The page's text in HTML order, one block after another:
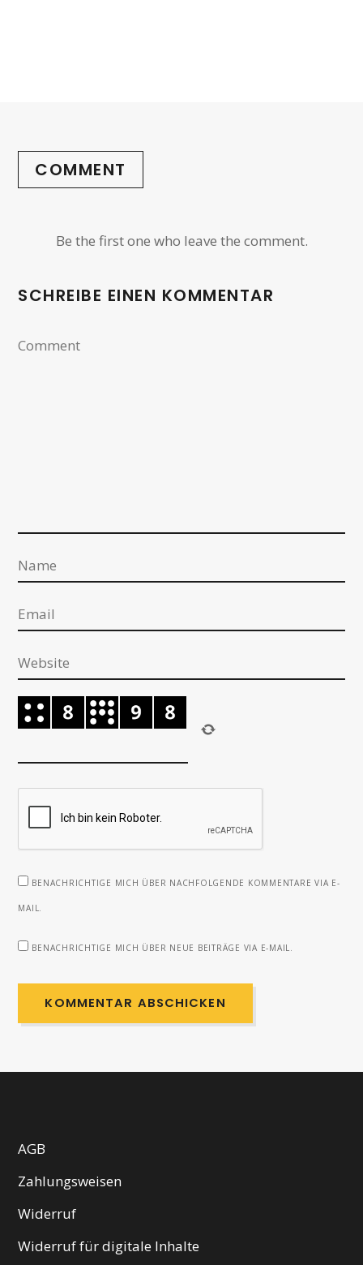
COMMENT
Be the first one who leave the comment.
SCHREIBE EINEN KOMMENTAR
BENACHRICHTIGE MICH ÜBER NACHFOLGENDE KOMMENTARE VIA E-
MAIL.
BENACHRICHTIGE MICH ÜBER NEUE BEITRÄGE VIA E-MAIL.
AGB
Zahlungsweisen
Widerruf
Widerruf für digitale Inhalte